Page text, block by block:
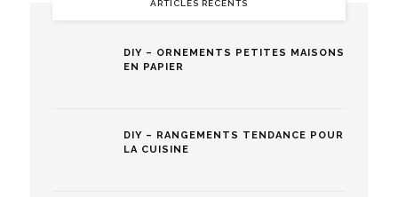
ARTICLES RÉCENTS
DIY – ORNEMENTS PETITES MAISONS
EN PAPIER
DIY – RANGEMENTS TENDANCE POUR
LA CUISINE